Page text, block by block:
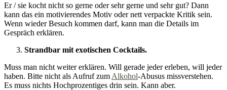
Er / sie kocht nicht so gerne oder sehr gerne und sehr gut? Dann
kann das ein motivierendes Motiv oder nett verpackte Kritik sein.
Wenn wieder Besuch kommen darf, kann man die Details im
Gespräch erklären.
Strandbar mit exotischen Cocktails.
Muss man nicht weiter erklären. Will gerade jeder erleben, will jeder
haben. Bitte nicht als Aufruf zum Alkohol-Abusus missverstehen.
Es muss nichts Hochprozentiges drin sein. Kann aber.